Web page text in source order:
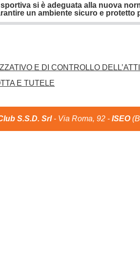
si è adeguata alla nuova
un ambiente sicuro e protetto
E DI CONTROLLO
E TUTELE
S.S.D. Srl- Via Roma, 92 - ISEO